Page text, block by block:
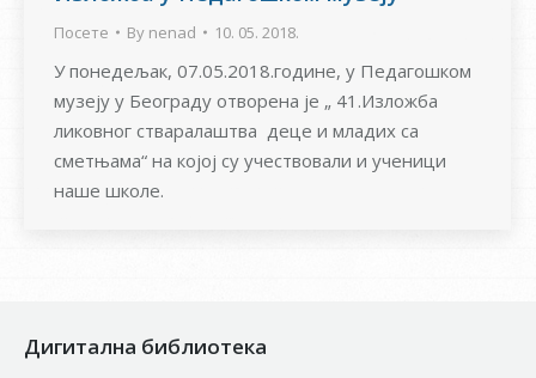
Посете By nenad 10. 05. 2018.
У понедељак, 07.05.2018.године, у Педагошком
музеју у Београду отворена је „ 41.Изложба
ликовног стваралаштва деце и младих са
сметњама“ на којој су учествовали и ученици
наше школе.
Дигитална библиотека